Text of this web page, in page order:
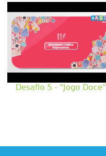
Desafio 5 - "Jogo Doce"